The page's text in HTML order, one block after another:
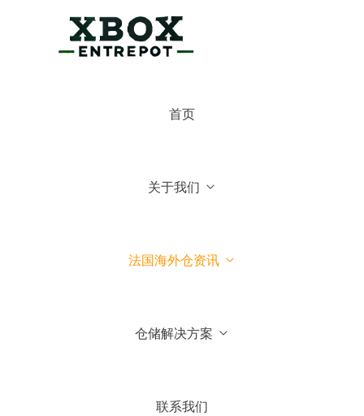
首页
关于我们
法国海外仓资讯
仓储解决方案
联系我们
3.我们可以到法国参观你们仓
4.你们国内有公司吗？